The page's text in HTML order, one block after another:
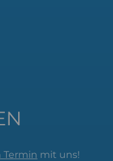
Termin mit uns!